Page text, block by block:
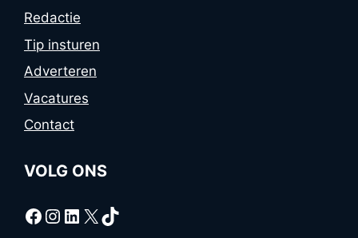
Redactie
Tip insturen
Adverteren
Vacatures
Contact
VOLG ONS
Facebook
Instagram
LinkedIn
X TikTok